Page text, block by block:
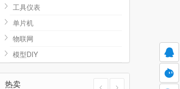
工具仪表
单片机
物联网
模型DIY
热卖